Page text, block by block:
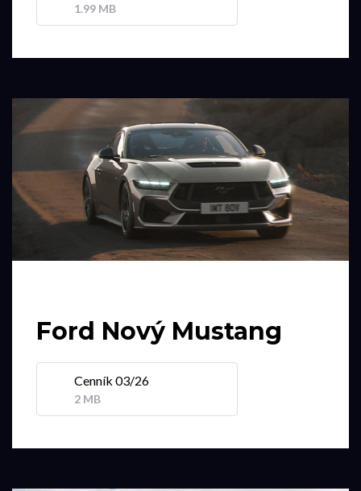
1.99 MB
Ford Nový Mustang
Cenník 03/26
2 MB